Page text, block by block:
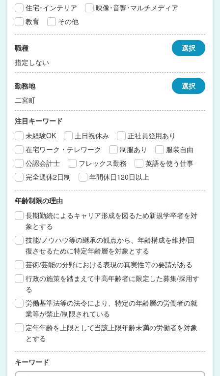
住宅･インテリア
映像･音響･マルチメディア
教育
その他
職種
指定しない
選択
勤務地
二宮町
選択
注目キーワード
未経験OK
土日祝休み
正社員登用あり
在宅ワーク・テレワーク
制服あり
服装自由
公認会計士
フレックス勤務
英語を使う仕事
完全週休2日制
年間休日120日以上
年齢制限の理由
長期勤続によるキャリア形成を図るため新規学卒者を対
象とする
技能/ノウハウ等の継承の観点から、年齢構成を維持/回
復させるために特定年齢層を対象とする
芸術/芸能の分野における表現の真実性等の要請がある
行政の施策を踏まえて中高年齢者に限定した募集/採用す
る
労働基準法等の法令により、特定の年齢層の労働者の就
業等が禁止/制限されている
定年年齢を上限として当該上限年齢未満の労働者を対象
とする
キーワード